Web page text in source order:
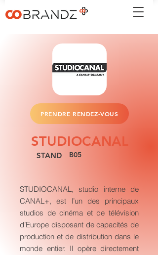
PRENDRE RENDEZ-VOUS
STUDIOCANAL
STAND B05
STUDIOCANAL, studio interne de
CANAL+, est l’un des principaux
studios de cinéma et de télévision
d’Europe disposant de capacités de
production et de distribution dans le
monde entier. Il opère directement